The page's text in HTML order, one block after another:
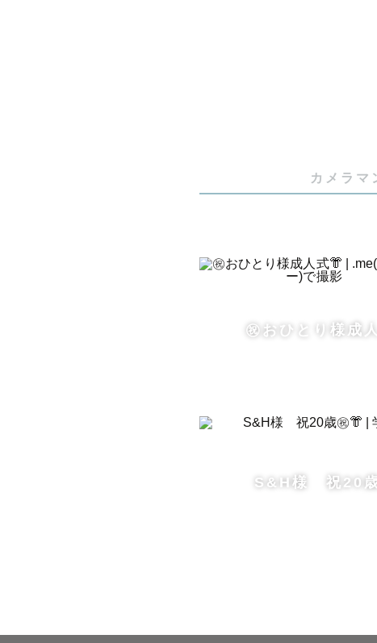
自然な笑顔
その日、そ
兵庫県出身
カメラを始
趣味として
⸻
カメラマ
㊗️おひとり様成
S&H様 祝20